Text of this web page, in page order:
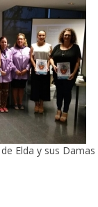
Elda y sus